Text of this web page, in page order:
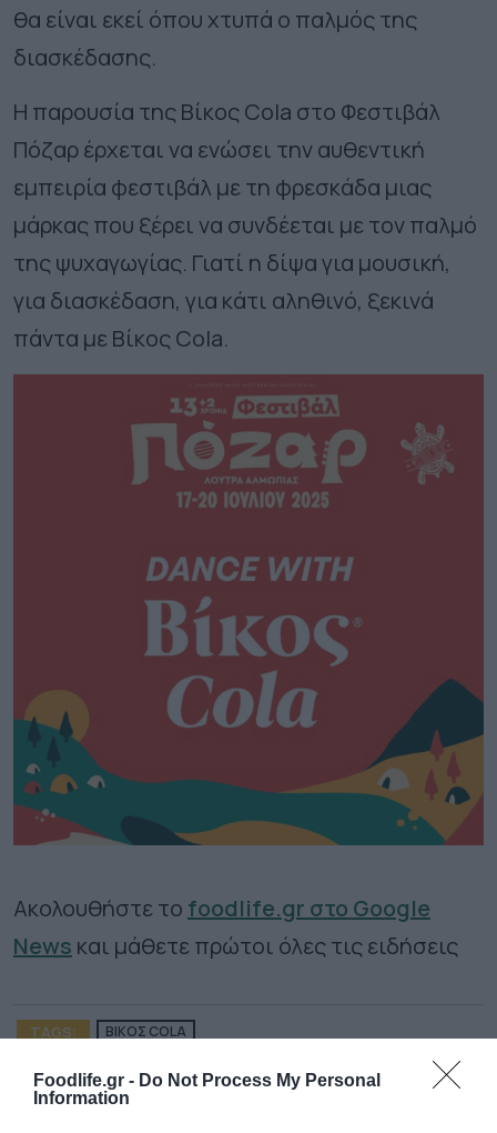
Foodlife.gr - Do Not Process My Personal
Information
θα είναι εκεί όπου χτυπά ο παλμός της
διασκέδασης.
Η παρουσία της Βίκος Cola στο Φεστιβάλ
Πόζαρ έρχεται να ενώσει την αυθεντική
εμπειρία φεστιβάλ με τη φρεσκάδα μιας
μάρκας που ξέρει να συνδέεται με τον παλμό
της ψυχαγωγίας. Γιατί η δίψα για μουσική,
για διασκέδαση, για κάτι αληθινό, ξεκινά
πάντα με Βίκος Cola.
Ακολουθήστε το foodlife.gr στο Google
News και μάθετε πρώτοι όλες τις ειδήσεις
TAGS: ΒΙΚΟΣ COLA